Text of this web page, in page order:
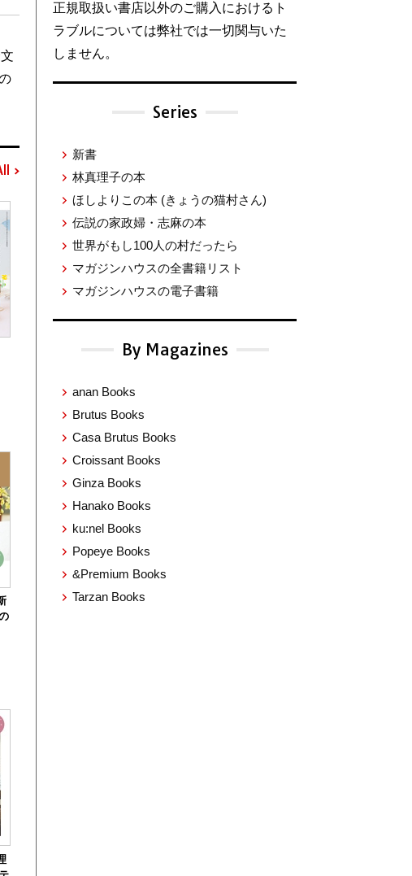
正規取扱い書店以外のご購入におけるト
ラブルについては弊社では一切関与いた
しません。
Series
新書
林真理子の本
ほしよりこの本 (きょうの猫村さん)
伝説の家政婦・志麻の本
世界がもし100人の村だったら
マガジンハウスの全書籍リスト
マガジンハウスの電子書籍
By Magazines
anan Books
Brutus Books
Casa Brutus Books
Croissant Books
Ginza Books
Hanako Books
ku:nel Books
Popeye Books
&Premium Books
Tarzan Books